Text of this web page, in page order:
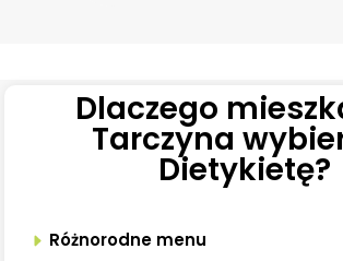
Dlaczego
Tarczyna
Dietykietę?
Różnorodne menu